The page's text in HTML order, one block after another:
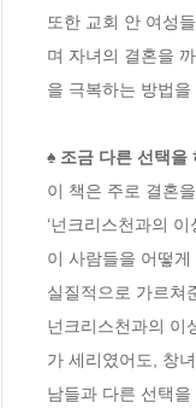
또한 교회 안 여성
며 자녀의 결혼을
을 극복하는 방법을
♠ 조금 다른 선택을
이 책은 주로 결혼
‘넌크리스천과의
이 사람들을 어떻
실질적으로 가르쳐
넌크리스천과의 이
가 세리였어도, 창
남들과 다른 선택